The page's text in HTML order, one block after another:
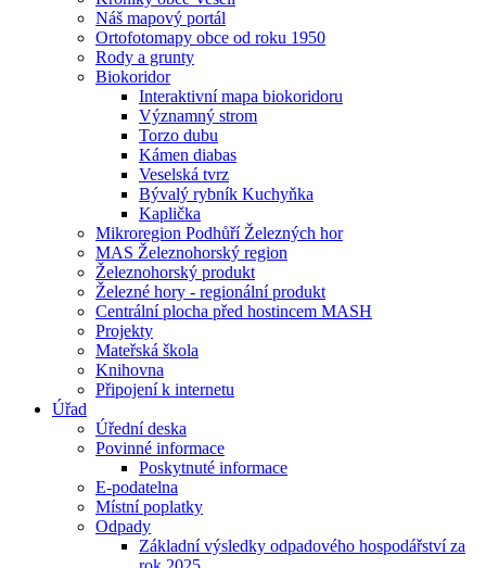
Náš mapový portál
Ortofotomapy obce od roku 1950
Rody a grunty
Biokoridor
Interaktivní mapa biokoridoru
Významný strom
Torzo dubu
Kámen diabas
Veselská tvrz
Bývalý rybník Kuchyňka
Kaplička
Mikroregion Podhůří Železných hor
MAS Železnohorský region
Železnohorský produkt
Železné hory - regionální produkt
Centrální plocha před hostincem MASH
Projekty
Mateřská škola
Knihovna
Připojení k internetu
Úřad
Úřední deska
Povinné informace
Poskytnuté informace
E-podatelna
Místní poplatky
Odpady
Základní výsledky odpadového hospodářství za